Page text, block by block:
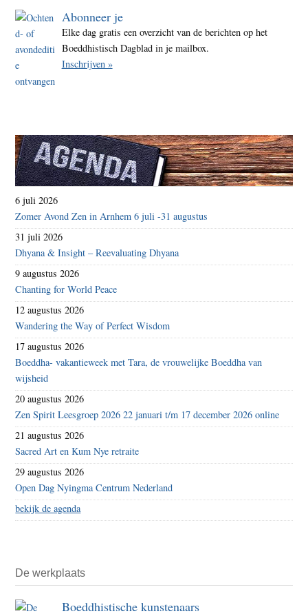
Abonneer je
Elke dag gratis een overzicht van de berichten op het
Boeddhistisch Dagblad in je mailbox.
Inschrijven »
6 juli 2026
Zomer Avond Zen in Arnhem 6 juli -31 augustus
31 juli 2026
Dhyana & Insight – Reevaluating Dhyana
9 augustus 2026
Chanting for World Peace
12 augustus 2026
Wandering the Way of Perfect Wisdom
17 augustus 2026
Boeddha- vakantieweek met Tara, de vrouwelijke Boeddha van
wijsheid
20 augustus 2026
Zen Spirit Leesgroep 2026 22 januari t/m 17 december 2026 online
21 augustus 2026
Sacred Art en Kum Nye retraite
29 augustus 2026
Open Dag Nyingma Centrum Nederland
bekijk de agenda
De werkplaats
Boeddhistische kunstenaars